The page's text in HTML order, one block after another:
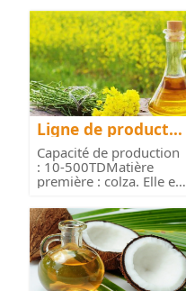
Ligne de productio
n d'huile de colza
Capacité de production
: 10-500TDMatière
première : colza. Elle est